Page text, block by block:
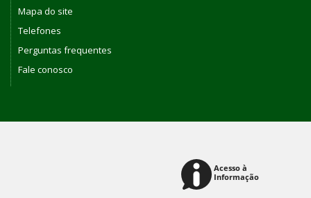
Mapa do site
Telefones
Perguntas frequentes
Fale conosco